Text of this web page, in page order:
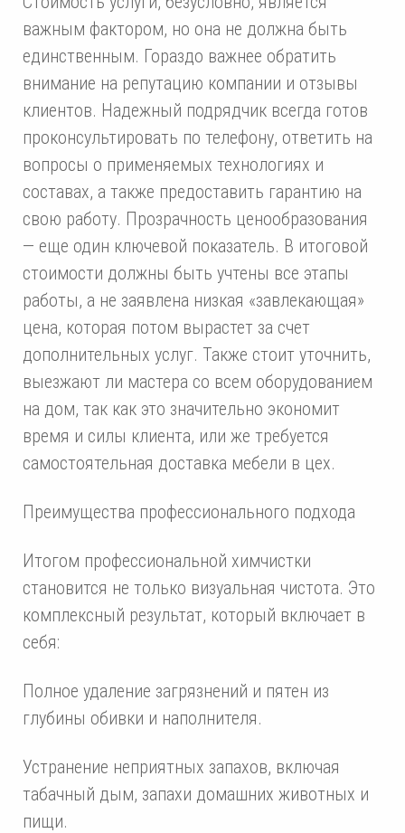
важным фактором, но она не должна быть
единственным. Гораздо важнее обратить
внимание на репутацию компании и отзывы
клиентов. Надежный подрядчик всегда готов
проконсультировать по телефону, ответить на
вопросы о применяемых технологиях и
составах, а также предоставить гарантию на
свою работу. Прозрачность ценообразования
— еще один ключевой показатель. В итоговой
стоимости должны быть учтены все этапы
работы, а не заявлена низкая «завлекающая»
цена, которая потом вырастет за счет
дополнительных услуг. Также стоит уточнить,
выезжают ли мастера со всем оборудованием
на дом, так как это значительно экономит
время и силы клиента, или же требуется
самостоятельная доставка мебели в цех.
Преимущества профессионального подхода
Итогом профессиональной химчистки
становится не только визуальная чистота. Это
комплексный результат, который включает в
себя:
Полное удаление загрязнений и пятен из
глубины обивки и наполнителя.
Устранение неприятных запахов, включая
табачный дым, запахи домашних животных и
пищи.